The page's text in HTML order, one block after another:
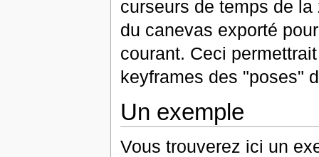
curseurs de temps de
du canevas exporté
courant. Ceci
keyframes des "poses"
Un exemple
Vous trouverez ici un